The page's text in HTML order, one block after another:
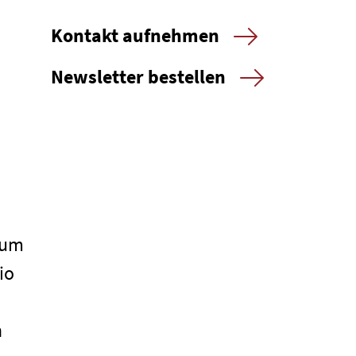
Kontakt aufnehmen
Newsletter bestellen